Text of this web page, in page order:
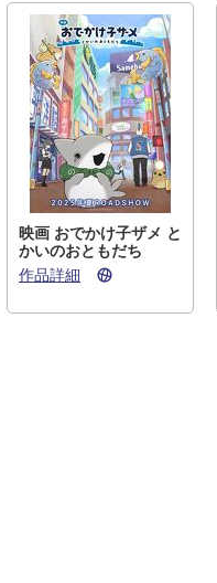
映画 おでかけ子ザメ と
かいのおともだち
作品詳細